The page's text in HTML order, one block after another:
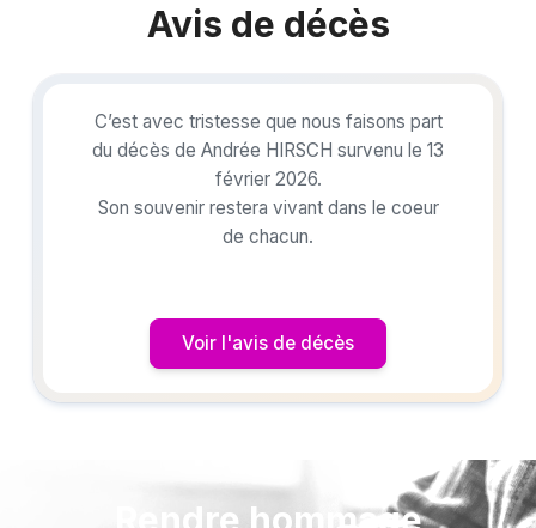
Avis de décès
C’est avec tristesse que nous faisons part
du décès de Andrée HIRSCH survenu le 13
février 2026.
Son souvenir restera vivant dans le coeur
de chacun.
Voir l'avis de décès